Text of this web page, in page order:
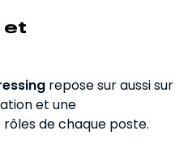
et
repose sur aussi sur
et une
de chaque poste.